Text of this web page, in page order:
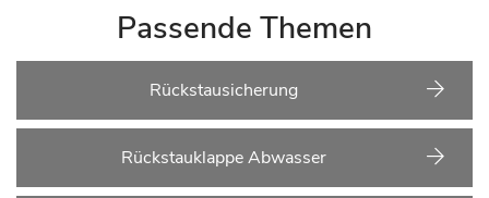
Passende Themen
Rückstausicherung
Rückstauklappe Abwasser